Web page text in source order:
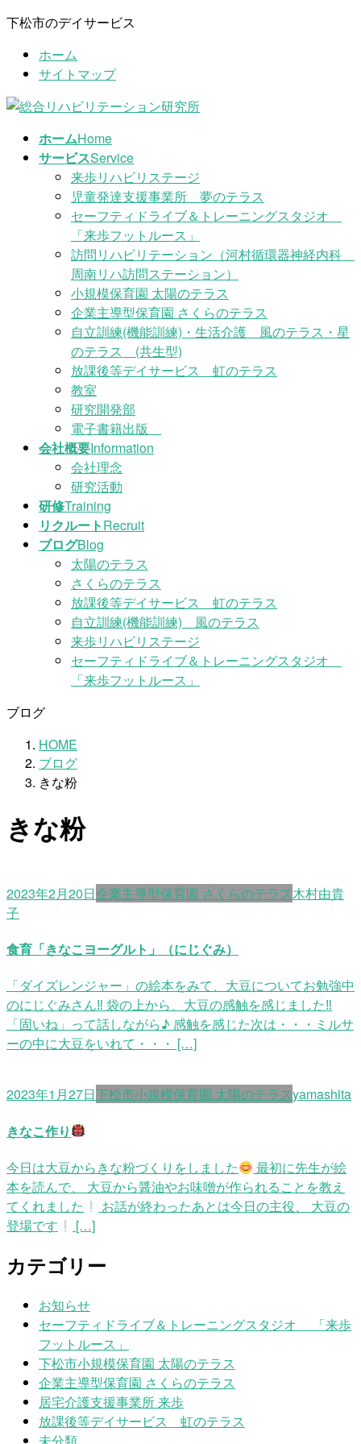
コ
ツ
ナ
シ
下松市のデイサービス
ホーム
サイトマップ
ホームHome
サービスService
来歩リハビリステージ
児童発達支援事業所 夢のテラス
セーフティドライブ＆トレーニングスタジオ
「来歩フットルース」
訪問リハビリテーション（河村循環器神経内科
周南リハ訪問ステーション）
小規模保育園 太陽のテラス
企業主導型保育園 さくらのテラス
自立訓練(機能訓練)・生活介護 風のテラス・星
のテラス (共生型)
放課後等デイサービス 虹のテラス
教室
研究開発部
電子書籍出版
会社概要Information
会社理念
研究活動
研修Training
リクルートRecruit
ブログBlog
太陽のテラス
さくらのテラス
放課後等デイサービス 虹のテラス
自立訓練(機能訓練) 風のテラス
来歩リハビリステージ
セーフティドライブ＆トレーニングスタジオ
「来歩フットルース」
ブログ
HOME
ブログ
きな粉
きな粉
2023年2月20日企業主導型保育園 さくらのテラス木村由貴
子
食育「きなこヨーグルト」（にじぐみ）
「ダイズレンジャー」の絵本をみて、大豆についてお勉強中
のにじぐみさん‼ 袋の上から、大豆の感触を感じました‼
「固いね」って話しながら♪ 感触を感じた次は・・・ミルサ
ーの中に大豆をいれて・・・ […]
2023年1月27日下松市小規模保育園 太陽のテラスyamashita
きなこ作り
今日は大豆からきな粉づくりをしました
最初に先生が絵
本を読んで、 大豆から醤油やお味噌が作られることを教え
てくれました
お話が終わったあとは今日の主役、 大豆の
登場です
[…]
カテゴリー
お知らせ
セーフティドライブ＆トレーニングスタジオ 「来歩
フットルース」
下松市小規模保育園 太陽のテラス
企業主導型保育園 さくらのテラス
居宅介護支援事業所 来歩
放課後等デイサービス 虹のテラス
未分類